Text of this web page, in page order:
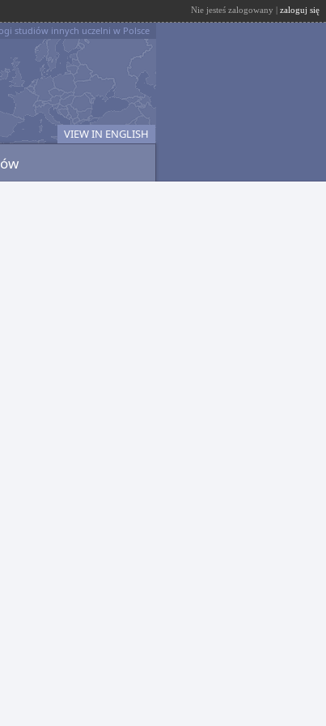
Nie jesteś zalogowany | zaloguj się
studiów innych uczelni w Polsce
VIEW IN ENGLISH